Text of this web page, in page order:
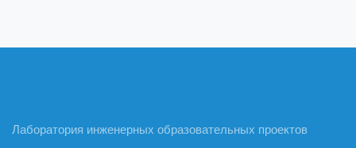
Лаборатория инженерных образовательных проектов